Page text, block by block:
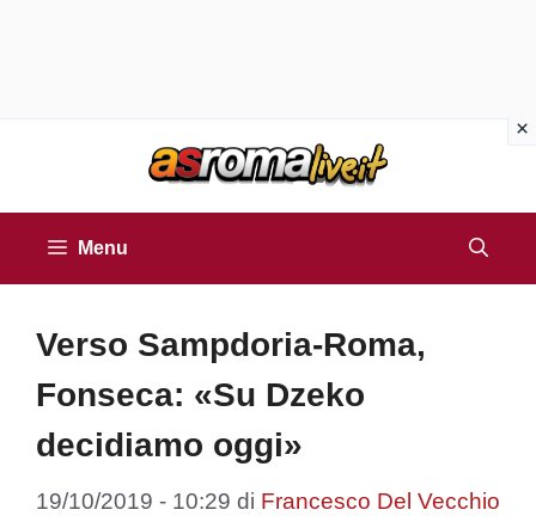
Menu
Verso Sampdoria-Roma,
Fonseca: «Su Dzeko
decidiamo oggi»
19/10/2019 - 10:29 di Francesco Del Vecchio